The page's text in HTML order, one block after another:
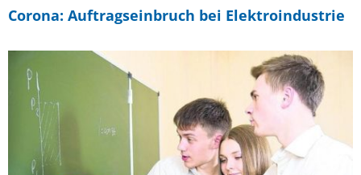
Corona: Auftragseinbruch bei Elektroindustrie